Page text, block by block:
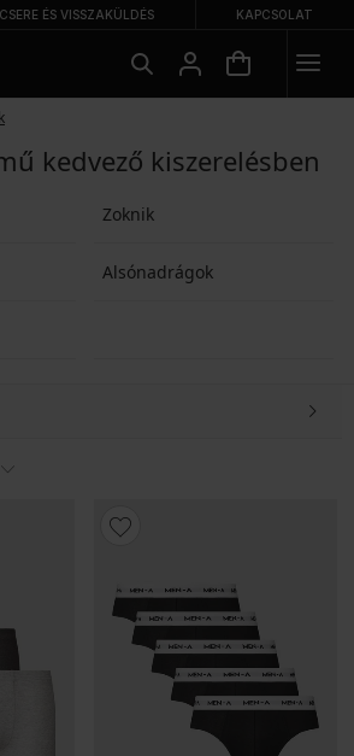
CSERE ÉS VISSZAKÜLDÉS KAPCSOLAT
kedvező kiszerelésben
Zoknik
Alsónadrágok